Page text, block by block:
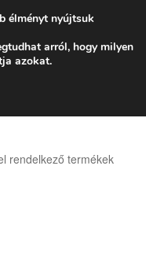
Ft-tól
06 80 088 054
rendelkező termékek
élményt nyújtsuk
arról, hogy milyen
azokat.